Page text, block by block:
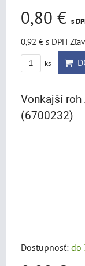
0,80 € s
0,92 €s DPH
ks
Vonkajší roh
(6700232)
Dostupnosť: do